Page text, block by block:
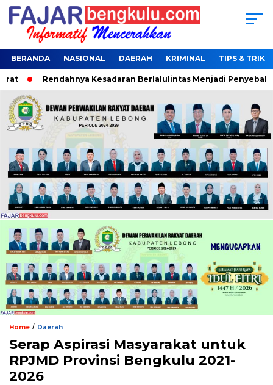
BERANDA NASIONAL DAERAH KRIMINAL TIPS & TRIK
Rendahnya Kesadaran Berlalulintas Menjadi Penyebab
Home / Daerah
Serap Aspirasi Masyarakat untuk
RPJMD Provinsi Bengkulu 2021-
2026